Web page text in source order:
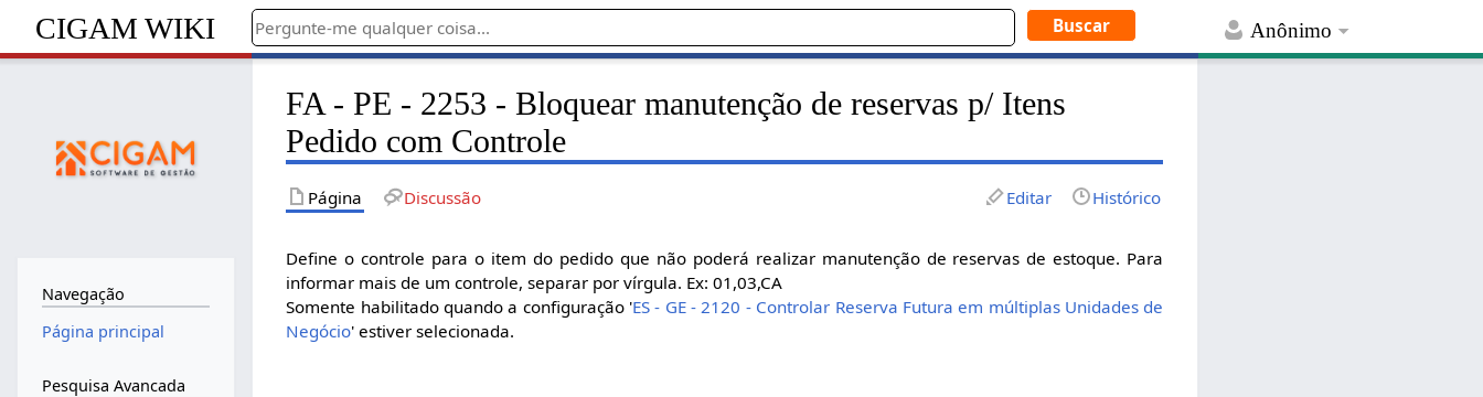
Anônimo
CIGAM WIKI
FA - PE - 2253 - Bloquear manutenção de reservas p/ Itens
Pedido com Controle
Página Discussão Editar Histórico
Define o controle para o item do pedido que não poderá realizar manutenção de reservas de estoque. Para
informar mais de um controle, separar por vírgula. Ex: 01,03,CA
Somente habilitado quando a configuração 'ES - GE - 2120 - Controlar Reserva Futura em múltiplas Unidades de
Negócio' estiver selecionada.
Navegação
Página principal
Pesquisa Avancada